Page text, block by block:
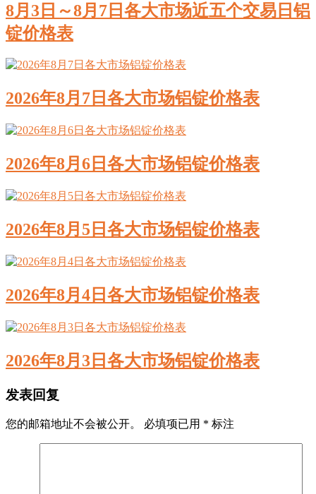
8月3日～8月7日各大市场近五个交易日铝
锭价格表
2026年8月7日各大市场铝锭价格表
2026年8月6日各大市场铝锭价格表
2026年8月5日各大市场铝锭价格表
2026年8月4日各大市场铝锭价格表
2026年8月3日各大市场铝锭价格表
发表回复
您的邮箱地址不会被公开。 必填项已用 * 标注